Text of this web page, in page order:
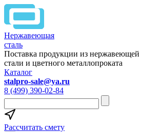
Нержавеющая
сталь
Поставка продукции из нержавеющей
стали и цветного металлопроката
Каталог
stalpro-sale@ya.ru
8 (499) 390-02-84
Рассчитать смету